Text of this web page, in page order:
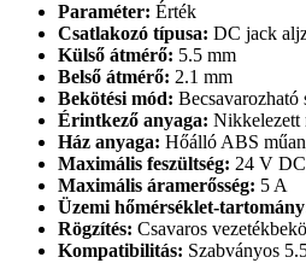
Paraméter: Érték
Csatlakozó típusa: DC jack
Külső átmérő: 5.5 mm
Belső átmérő: 2.1 mm
Bekötési mód: Becsavarozható
Érintkező anyaga: Nikkelezett
Ház anyaga: Hőálló ABS
Maximális feszültség: 24 V DC
Maximális áramerősség: 5 A
Üzemi hőmérséklet-
Rögzítés: Csavaros
Kompatibilitás: Szabványos